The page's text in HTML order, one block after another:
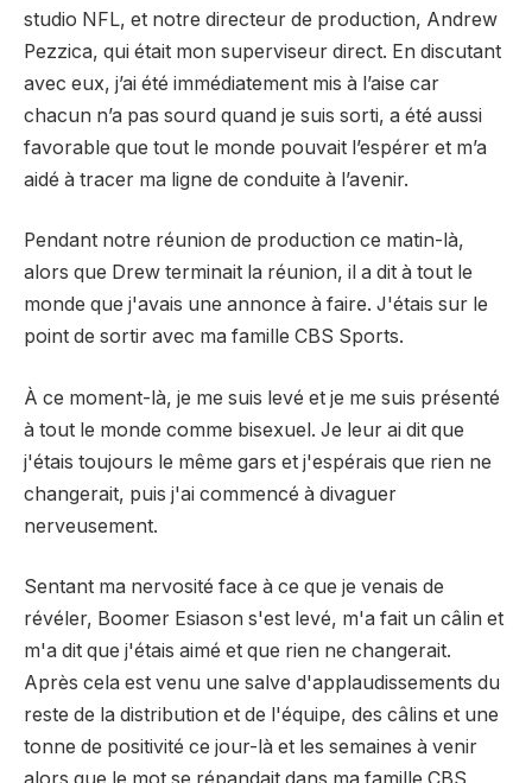
studio NFL, et notre directeur de production, Andrew
Pezzica, qui était mon superviseur direct. En discutant
avec eux, j’ai été immédiatement mis à l’aise car
chacun n’a pas sourd quand je suis sorti, a été aussi
favorable que tout le monde pouvait l’espérer et m’a
aidé à tracer ma ligne de conduite à l’avenir.
Pendant notre réunion de production ce matin-là,
alors que Drew terminait la réunion, il a dit à tout le
monde que j'avais une annonce à faire. J'étais sur le
point de sortir avec ma famille CBS Sports.
À ce moment-là, je me suis levé et je me suis présenté
à tout le monde comme bisexuel. Je leur ai dit que
j'étais toujours le même gars et j'espérais que rien ne
changerait, puis j'ai commencé à divaguer
nerveusement.
Sentant ma nervosité face à ce que je venais de
révéler, Boomer Esiason s'est levé, m'a fait un câlin et
m'a dit que j'étais aimé et que rien ne changerait.
Après cela est venu une salve d'applaudissements du
reste de la distribution et de l'équipe, des câlins et une
tonne de positivité ce jour-là et les semaines à venir